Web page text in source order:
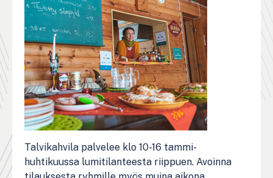
Talvikahvila palvelee klo 10-16 tammi-
huhtikuussa lumitilanteesta riippuen. Avoinna